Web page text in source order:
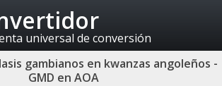
universal de conversión
gambianos en kwanzas angoleños -
GMD en AOA